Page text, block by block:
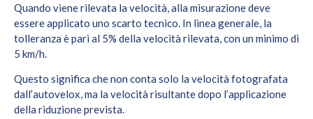
Quando viene rilevata la velocità, alla misurazione deve
essere applicato uno scarto tecnico. In linea generale, la
tolleranza è pari al 5% della velocità rilevata, con un minimo di
5 km/h.
Questo significa che non conta solo la velocità fotografata
dall’autovelox, ma la velocità risultante dopo l’applicazione
della riduzione prevista.